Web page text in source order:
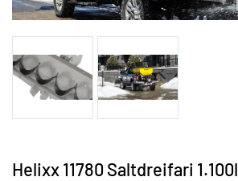
Helixx 11780 Saltdreifari 1.100l